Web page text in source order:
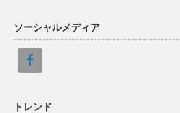
ソーシャルメディア
トレンド